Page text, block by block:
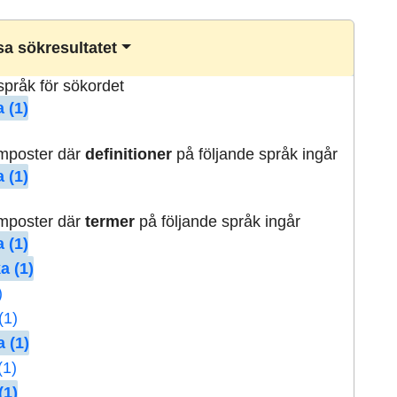
sökresultatet
för sökordet
(1)
därdefinitioner på följande språk ingår
(1)
därtermer på följande språk ingår
(1)
(1)
(1)